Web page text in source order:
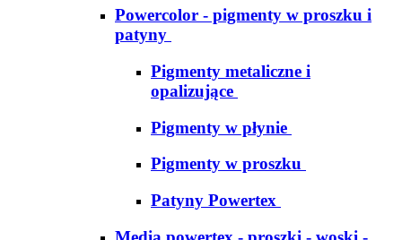
Powercolor - pigmenty w proszku i
patyny
Pigmenty metaliczne i
opalizujące
Pigmenty w płynie
Pigmenty w proszku
Patyny Powertex